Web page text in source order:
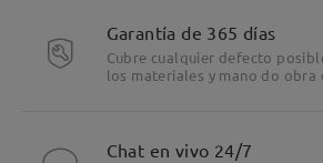
Garantía de 365 días
Cubre cualquier defecto
los materiales y mano do obra
Chat en vivo 24/7